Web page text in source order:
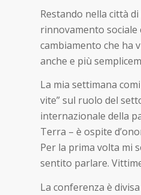
Restando nella città
rinnovamento
cambiamento che ha
anche e più
La mia settimana
vite” sul ruolo del
internazionale della
Terra – è ospite
Per la prima volta mi
sentito parlare.
La conferenza è